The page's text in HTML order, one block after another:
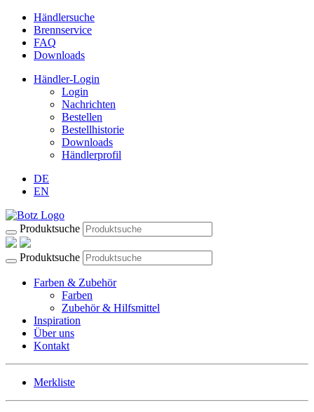
Händlersuche
Brennservice
FAQ
Downloads
Händler-Login
Login
Nachrichten
Bestellen
Bestellhistorie
Downloads
Händlerprofil
DE
EN
Produktsuche
Produktsuche
Farben & Zubehör
Farben
Zubehör & Hilfsmittel
Inspiration
Über uns
Kontakt
Merkliste